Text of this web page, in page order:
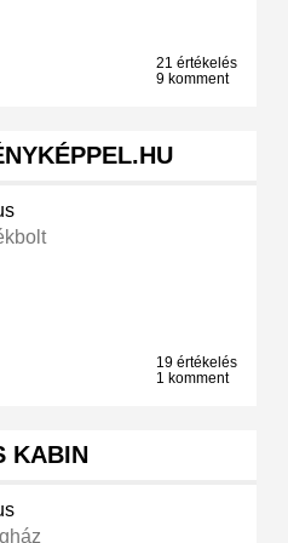
21 értékelés
9 komment
19 értékelés
1 komment
KABIN